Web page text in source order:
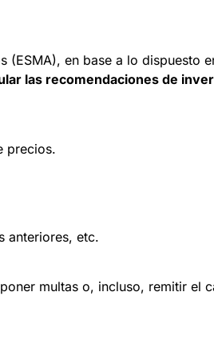
(ESMA), en base a lo dispuesto
las recomendaciones de
precios.
anteriores, etc.
multas o, incluso, remitir el